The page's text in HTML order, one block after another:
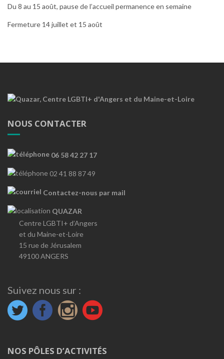
Du 8 au 15 août, pause de l’accueil permanence en semaine
Fermeture 14 juillet et 15 août
NOUS CONTACTER
06 58 42 27 17
02 41 88 87 49
Contactez-nous par mail
QUAZAR
Centre LGBTI+ d’Angers
et du Maine-et-Loire
15 rue de Jérusalem
49100 ANGERS
Suivez nous sur :
NOS PÔLES D’ACTIVITÉS